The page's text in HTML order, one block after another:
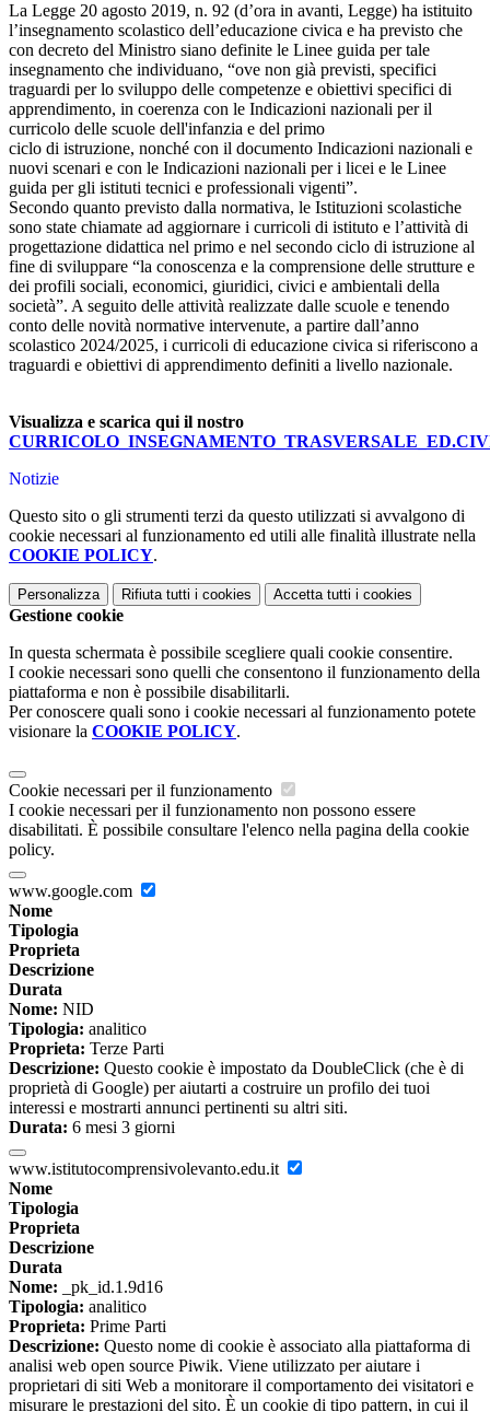
La Legge 20 agosto 2019, n. 92 (d’ora in avanti, Legge) ha istituito
l’insegnamento scolastico dell’educazione civica e ha previsto che
con decreto del Ministro siano definite le Linee guida per tale
insegnamento che individuano, “ove non già previsti, specifici
traguardi per lo sviluppo delle competenze e obiettivi specifici di
apprendimento, in coerenza con le Indicazioni nazionali per il
curricolo delle scuole dell'infanzia e del primo
ciclo di istruzione, nonché con il documento Indicazioni nazionali e
nuovi scenari e con le Indicazioni nazionali per i licei e le Linee
guida per gli istituti tecnici e professionali vigenti”.
Secondo quanto previsto dalla normativa, le Istituzioni scolastiche
sono state chiamate ad aggiornare i curricoli di istituto e l’attività di
progettazione didattica nel primo e nel secondo ciclo di istruzione al
fine di sviluppare “la conoscenza e la comprensione delle strutture e
dei profili sociali, economici, giuridici, civici e ambientali della
società”. A seguito delle attività realizzate dalle scuole e tenendo
conto delle novità normative intervenute, a partire dall’anno
scolastico 2024/2025, i curricoli di educazione civica si riferiscono a
traguardi e obiettivi di apprendimento definiti a livello nazionale.
Visualizza e scarica qui il nostro
Notizie
Questo sito o gli strumenti terzi da questo utilizzati si avvalgono di
cookie necessari al funzionamento ed utili alle finalità illustrate nella
COOKIE POLICY.
Personalizza Rifiuta tutti i cookies Accetta tutti i cookies
Gestione cookie
In questa schermata è possibile scegliere quali cookie consentire.
I cookie necessari sono quelli che consentono il funzionamento della
piattaforma e non è possibile disabilitarli.
Per conoscere quali sono i cookie necessari al funzionamento potete
visionare la COOKIE POLICY.
Cookie necessari per il funzionamento
I cookie necessari per il funzionamento non possono essere
disabilitati. È possibile consultare l'elenco nella pagina della cookie
policy.
www.google.com
Nome
Tipologia
Proprieta
Descrizione
Durata
Nome: NID
Tipologia: analitico
Proprieta: Terze Parti
Descrizione: Questo cookie è impostato da DoubleClick (che è di
proprietà di Google) per aiutarti a costruire un profilo dei tuoi
interessi e mostrarti annunci pertinenti su altri siti.
Durata: 6 mesi 3 giorni
www.istitutocomprensivolevanto.edu.it
Nome
Tipologia
Proprieta
Descrizione
Durata
Nome: _pk_id.1.9d16
Tipologia: analitico
Proprieta: Prime Parti
Descrizione: Questo nome di cookie è associato alla piattaforma di
analisi web open source Piwik. Viene utilizzato per aiutare i
proprietari di siti Web a monitorare il comportamento dei visitatori e
misurare le prestazioni del sito. È un cookie di tipo pattern, in cui il